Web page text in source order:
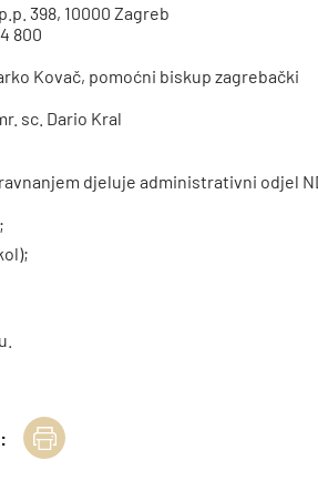
398, 10000 Zagreb
800
Kovač, pomoćni biskup zagrebački
sc. Dario Kral
djeluje administrativni odjel